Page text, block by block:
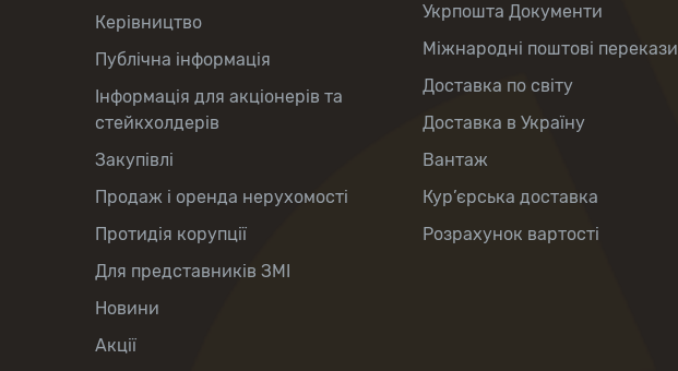
Керівництво
Публічна інформація
Інформація для акціонерів та
стейкхолдерів
Закупівлі
Продаж і оренда нерухомості
Протидія корупції
Для представників ЗМІ
Новини
Акції
Укрпошта Документи
Міжнародні поштові перекази
Доставка по світу
Доставка в Україну
Вантаж
Кур’єрська доставка
Розрахунок вартості